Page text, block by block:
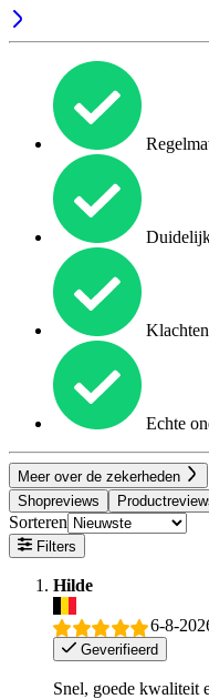
Echte
Meer over de zekerheden
Shopreviews
Sorteren
Filters
Hilde
6-8-
Geverifieerd
Snel, goede kwaliteit